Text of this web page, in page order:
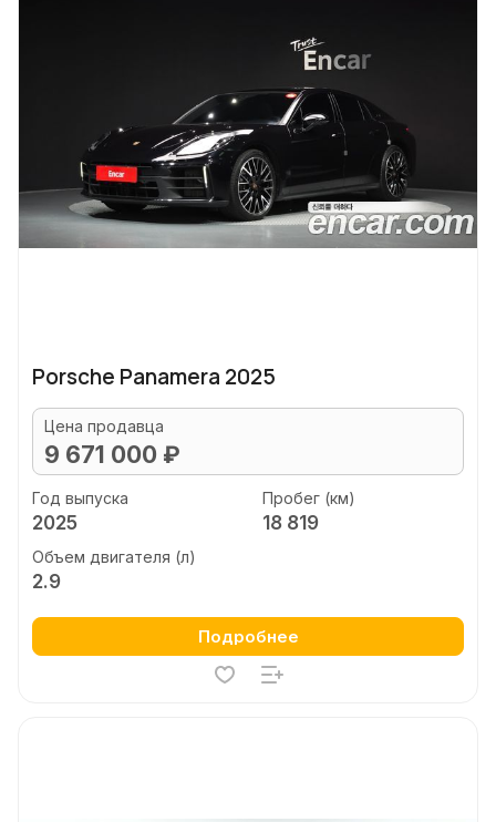
Porsche Panamera 2025
Цена продавца
9 671 000 ₽
Год выпуска
2025
Пробег (км)
18 819
Объем двигателя (л)
2.9
Подробнее